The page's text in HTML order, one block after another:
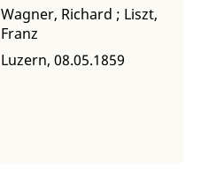
Wagner, Richard ; Liszt,
Franz
Luzern, 08.05.1859